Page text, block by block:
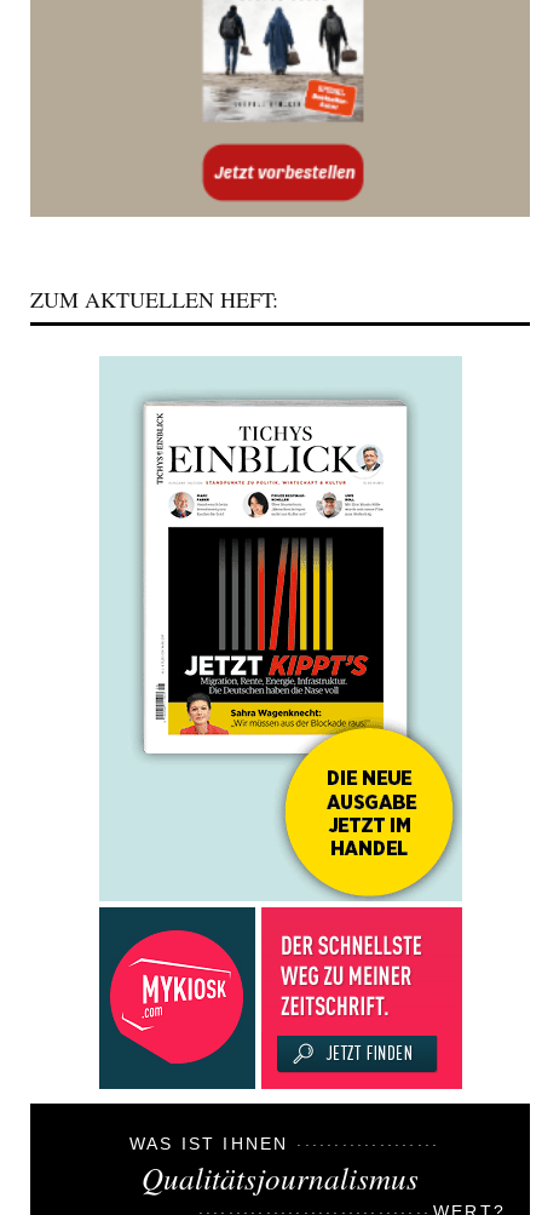
ZUM AKTUELLEN HEFT:
WAS IST IHNEN
Qualitätsjournalismus
WERT?